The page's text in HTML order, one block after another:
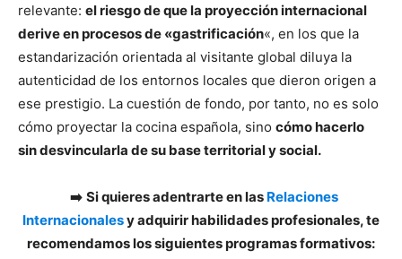
relevante: el riesgo de que la proyección internacional
derive en procesos de «gastrificación«, en los que la
estandarización orientada al visitante global diluya la
autenticidad de los entornos locales que dieron origen a
ese prestigio. La cuestión de fondo, por tanto, no es solo
cómo proyectar la cocina española, sino cómo hacerlo
sin desvincularla de su base territorial y social.
➡️ Si quieres adentrarte en las Relaciones
Internacionalesy adquirir habilidades profesionales, te
recomendamos los siguientes programas formativos: